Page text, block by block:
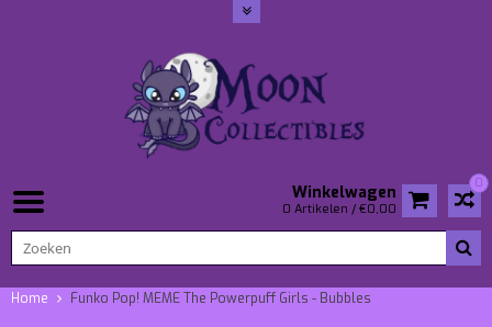
0
Winkelwagen
0 Artikelen / €0,00
Home Funko Pop! MEME The Powerpuff Girls - Bubbles